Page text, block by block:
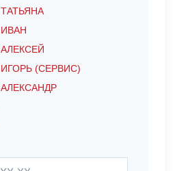
ТАТЬЯНА
ИВАН
АЛЕКСЕЙ
ИГОРЬ (СЕРВИС)
АЛЕКСАНДР